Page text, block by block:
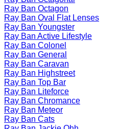
Ray Ban Octagon
Ray Ban Oval Flat Lenses
Ray Ban Youngster
Ray Ban Active Lifestyle
Ray Ban Colonel
Ray Ban General
Ray Ban Caravan
Ray Ban Highstreet
Ray Ban Top Bar
Ray Ban Liteforce
Ray Ban Chromance
Ray Ban Meteor
Ray Ban Cats